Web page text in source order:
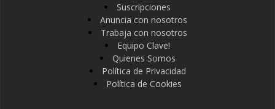
Suscripciones
Anuncia con nosotros
Trabaja con nosotros
Equipo Clave!
Quienes Somos
Política de Privacidad
Política de Cookies